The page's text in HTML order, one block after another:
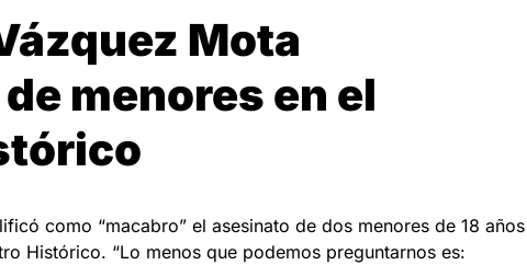
Mota
menores en el
como “macabro” el asesinato de dos menores de 18 años
Histórico. “Lo menos que podemos preguntarnos es: